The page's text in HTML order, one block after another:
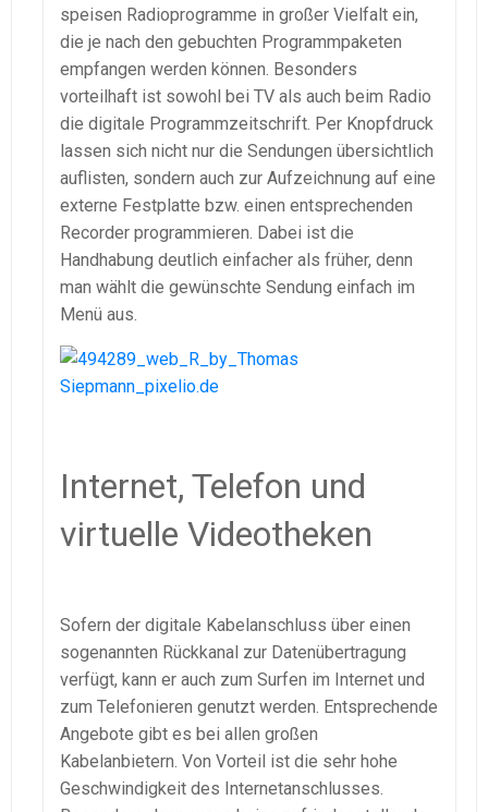
speisen Radioprogramme in großer Vielfalt ein,
die je nach den gebuchten Programmpaketen
empfangen werden können. Besonders
vorteilhaft ist sowohl bei TV als auch beim Radio
die digitale Programmzeitschrift. Per Knopfdruck
lassen sich nicht nur die Sendungen übersichtlich
auflisten, sondern auch zur Aufzeichnung auf eine
externe Festplatte bzw. einen entsprechenden
Recorder programmieren. Dabei ist die
Handhabung deutlich einfacher als früher, denn
man wählt die gewünschte Sendung einfach im
Menü aus.
Internet, Telefon und
virtuelle Videotheken
Sofern der digitale Kabelanschluss über einen
sogenannten Rückkanal zur Datenübertragung
verfügt, kann er auch zum Surfen im Internet und
zum Telefonieren genutzt werden. Entsprechende
Angebote gibt es bei allen großen
Kabelanbietern. Von Vorteil ist die sehr hohe
Geschwindigkeit des Internetanschlusses.